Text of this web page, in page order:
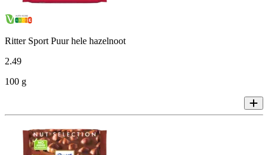
Ritter Sport Puur hele hazelnoot
2.49
100 g